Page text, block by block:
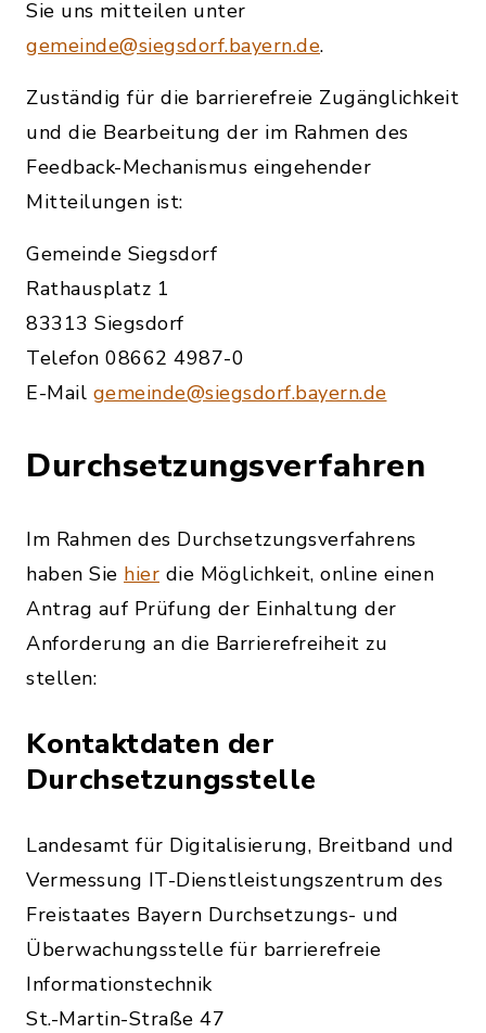
Sie uns mitteilen unter
gemeinde@siegsdorf.bayern.de.
Zuständig für die barrierefreie Zugänglichkeit
und die Bearbeitung der im Rahmen des
Feedback-Mechanismus eingehender
Mitteilungen ist:
Gemeinde Siegsdorf
Rathausplatz 1
83313 Siegsdorf
Telefon 08662 4987-0
E-Mail gemeinde@siegsdorf.bayern.de
Durchsetzungsverfahren
Im Rahmen des Durchsetzungsverfahrens
haben Sie hier die Möglichkeit, online einen
Antrag auf Prüfung der Einhaltung der
Anforderung an die Barrierefreiheit zu
stellen:
Kontaktdaten der
Durchsetzungsstelle
Landesamt für Digitalisierung, Breitband und
Vermessung IT-Dienstleistungszentrum des
Freistaates Bayern Durchsetzungs- und
Überwachungsstelle für barrierefreie
Informationstechnik
St.-Martin-Straße 47